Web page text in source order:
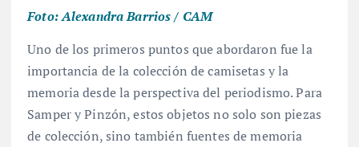
Foto: Alexandra Barrios / CAM
Uno de los primeros puntos que abordaron fue la
importancia de la colección de camisetas y la
memoria desde la perspectiva del periodismo. Para
Samper y Pinzón, estos objetos no solo son piezas
de colección, sino también fuentes de memoria